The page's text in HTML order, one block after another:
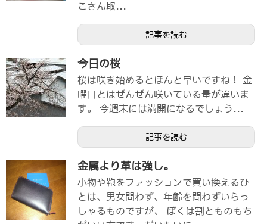
こさん取...
記事を読む
今日の桜
桜は咲き始めるとほんと早いですね！ 金
曜日とはぜんぜん咲いている量が違いま
す。 今週末には満開になるでしょう...
記事を読む
金属より革は強し。
小物や鞄をファッションで買い換えるひ
とは、男女問わず、年齢を問わずいらっ
しゃるものですが、 ぼくは割とものもち